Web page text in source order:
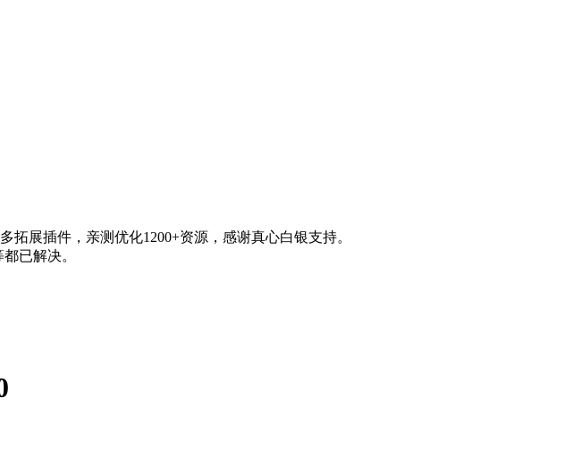
拓展插件，亲测优化1200+资源，感谢真心白银支持。
已解决。